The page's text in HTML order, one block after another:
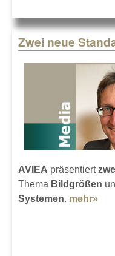
Zwei neue
AVIEA präsentiert
Thema Bildgrößen
Systemen. mehr»